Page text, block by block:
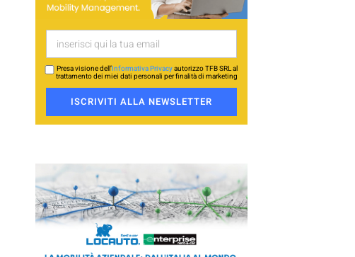
Presa visione dell’Informativa Privacyautorizzo TFB SRL al
trattamento dei miei dati personali per finalità di marketing
ISCRIVITI ALLA NEWSLETTER